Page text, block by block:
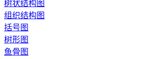
树状结构图
组织结构图
括号图
树形图
鱼骨图